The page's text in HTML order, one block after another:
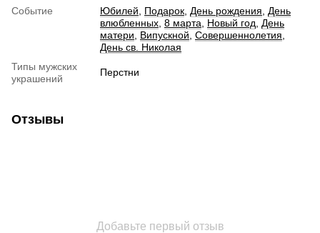
Событие
Юбилей Подарок День рождения
День
влюбленных 8 марта Новый год
День
матери
Випускной Совершеннолетия
День св. Николая
Типы мужских
украшений
Перстни
Отзывы
Добавьте первый отзыв